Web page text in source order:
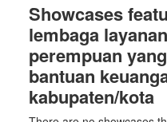
Showcases
lembaga
perempuan
bantuan
kabupaten/kota